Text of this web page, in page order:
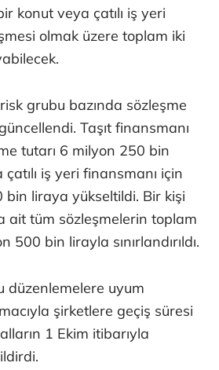
konut veya çatılı iş yeri
olmak üzere toplam iki
grubu bazında sözleşme
Taşıt finansmanı
tutarı 6 milyon 250 bin
iş yeri finansmanı için
bin liraya yükseltildi. Bir kişi
ait tüm sözleşmelerin toplam
500 bin lirayla sınırlandırıldı.
düzenlemelere uyum
şirketlere geçiş süresi
1 Ekim itibarıyla